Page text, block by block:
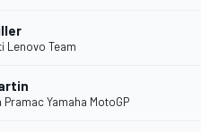
Lenovo Team
Pramac Yamaha MotoGP